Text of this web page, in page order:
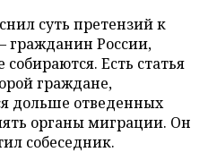
суть претензий к
гражданин России,
Есть статья
граждане,
дольше отведенных
органы миграции. Он
собеседник.